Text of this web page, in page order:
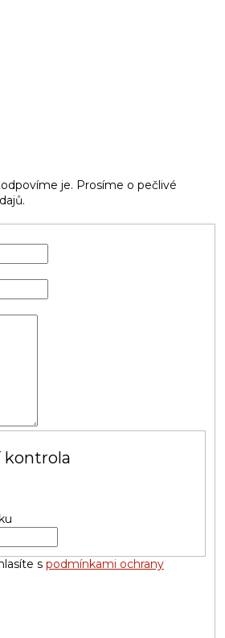
je. Prosíme o pečlivé
kontrola
s podmínkami ochrany